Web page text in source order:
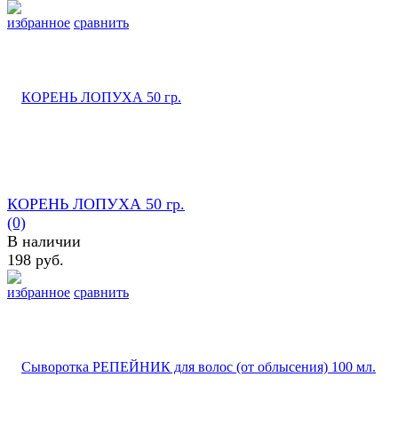
избранное сравнить
избранное сравнить
КОРЕНЬ ЛОПУХА 50 гр.
(0)
В наличии
198 руб.